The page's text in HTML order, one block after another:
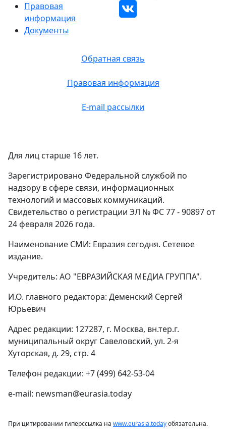
Обратная связь
Правовая информация
E-mail рассылки
Правовая
информация
Документы
Для лиц старше 16 лет.
Зарегистрировано Федеральной службой по
надзору в сфере связи, информационных
технологий и массовых коммуникаций.
Свидетельство о регистрации ЭЛ № ФС 77 - 90897 от
24 февраля 2026 года.
Наименование СМИ: Евразия сегодня. Сетевое
издание.
Учредитель: АО "ЕВРАЗИЙСКАЯ МЕДИА ГРУППА".
И.О. главного редактора: Деменский Сергей
Юрьевич
Адрес редакции: 127287, г. Москва, вн.тер.г.
муниципальный округ Савеловский, ул. 2-я
Хуторская, д. 29, стр. 4
Телефон редакции: +7 (499) 642-53-04
e-mail: newsman@eurasia.today
При цитировании гиперссылка на www.eurasia.todayобязательна.